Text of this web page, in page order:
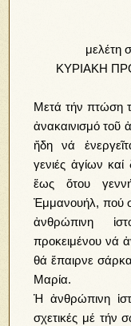
μελέτη
ΚΥΡΙΑΚΗ
Μετά τήν πτώση
ἀνακαινισμό τοῦ
ἤδη νά
γενιές ἁγίων
ἕως ὅτου
Ἐμμανουήλ, πού
ἀνθρώπινη
προκειμένου νά
θά ἔπαιρνε
Μαρία.
Ἡ ἀνθρώπινη
σχετικές μέ τήν